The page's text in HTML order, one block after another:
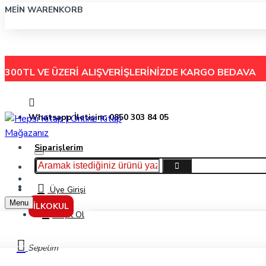
MEIN WARENKORB
300TL VE ÜZERİ ALIŞVERİŞLERİNİZDE KARGO BEDAVA
Whatsapp İletişim: 0850 303 84 05
Siparişlerim
Hakkımızda
İletişimÜye Girişi
Kayıt Ol
Sepetim
İLKOKUL
Menu
Yargı Yayınları Kpss 5Yüz 100 Soruda Tamamı Çözümlü Coğrafyanın Gerçek